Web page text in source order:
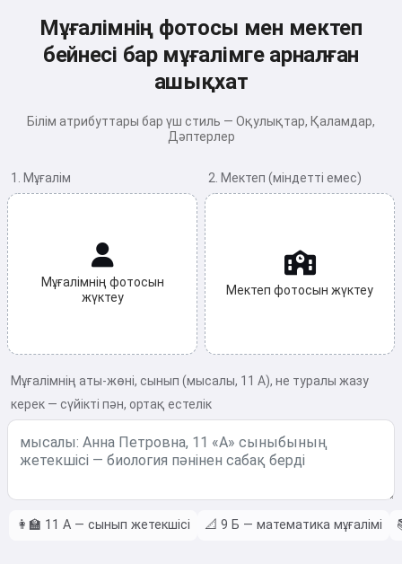
Мұғалімнің фотосы мен мектеп
бейнесі бар мұғалімге арналған
ашықхат
Білім атрибуттары бар үш стиль — Оқулықтар, Қаламдар,
Дәптерлер
1. Мұғалім
Мұғалімнің фотосын
жүктеу
2. Мектеп (міндетті емес)
Мектеп фотосын жүктеу
Мұғалімнің аты-жөні, сынып (мысалы, 11 А), не туралы жазу
керек — сүйікті пән, ортақ естелік
👩‍🏫 11 А — сынып жетекшісі 📐 9 Б — математика мұғалімі